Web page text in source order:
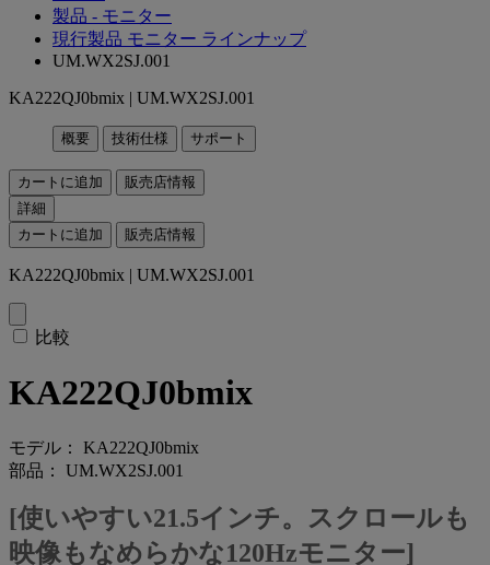
製品 - モニター
現行製品 モニター ラインナップ
UM.WX2SJ.001
KA222QJ0bmix | UM.WX2SJ.001
概要 技術仕様 サポート
カートに追加
販売店情報
詳細
カートに追加
販売店情報
KA222QJ0bmix | UM.WX2SJ.001
比較
KA222QJ0bmix
モデル： KA222QJ0bmix
部品： UM.WX2SJ.001
[使いやすい21.5インチ。スクロールも
映像もなめらかな120Hzモニター]